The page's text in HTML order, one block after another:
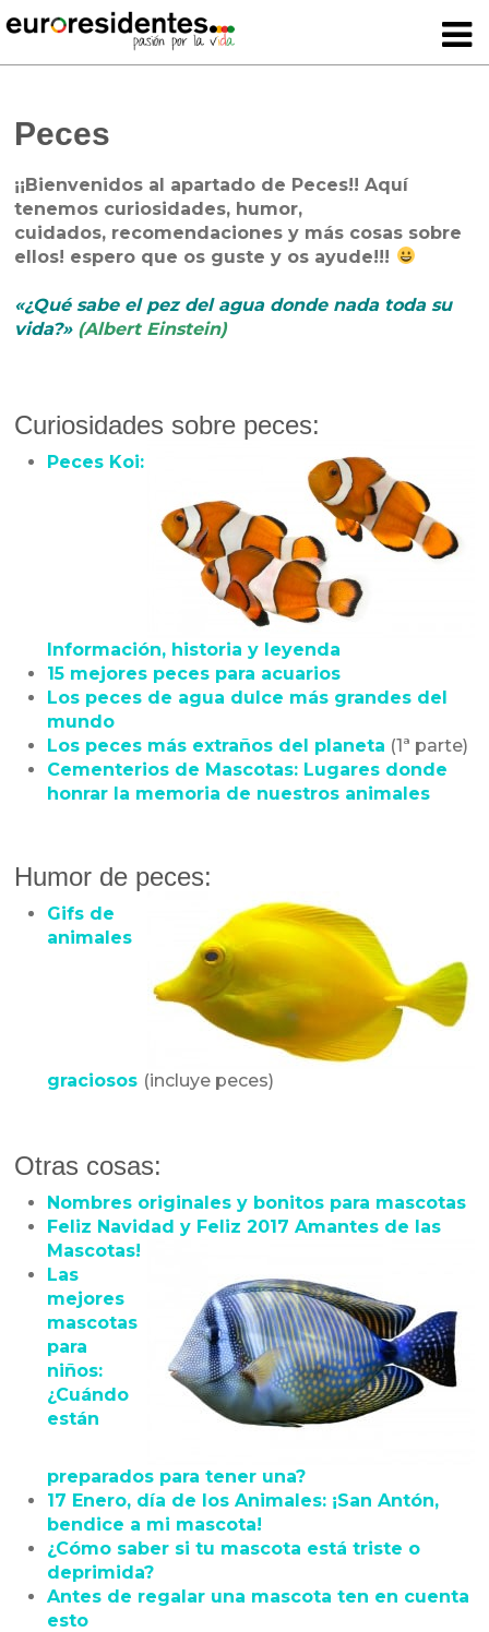
Peces
¡¡Bienvenidos al apartado de Peces!! Aquí
tenemos curiosidades, humor,
cuidados, recomendaciones y más cosas sobre
ellos! espero que os guste y os ayude!!!
«¿Qué sabe el pez del agua donde nada toda su
vida?» (Albert Einstein)
Curiosidades sobre peces:
Peces Koi:
Información, historia y leyenda
15 mejores peces para acuarios
Los peces de agua dulce más grandes del
mundo
Los peces más extraños del planeta (1ª parte)
Cementerios de Mascotas: Lugares donde
honrar la memoria de nuestros animales
Humor de peces:
Gifs de
animales
graciosos (incluye peces)
Otras cosas:
Nombres originales y bonitos para mascotas
Feliz Navidad y Feliz 2017 Amantes de las
Mascotas!
Las
mejores
mascotas
para
niños:
¿Cuándo
están
preparados para tener una?
17 Enero, día de los Animales: ¡San Antón,
bendice a mi mascota!
¿Cómo saber si tu mascota está triste o
deprimida?
Antes de regalar una mascota ten en cuenta
esto